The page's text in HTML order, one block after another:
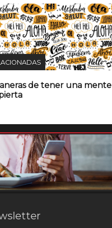
de tener una mente